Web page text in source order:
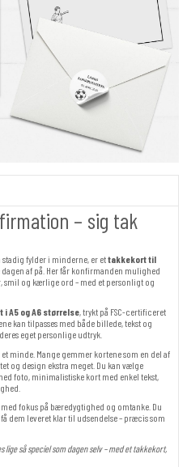
– sig tak
fylder i minderne, er ettakkekort til
af på. Her får konfirmanden mulighed
smil og kærlige ord – med et personligt og
i A5 og A6 størrelse, trykt på FSC-certificeret
kan tilpasses med både billede, tekst og
eget personlige udtryk.
minde. Mange gemmer kortene som en del af
og design ekstra meget. Du kan vælge
foto, minimalistiske kort med enkel tekst,
fokus på bæredygtighed og omtanke. Du
dem leveret klar til udsendelse – præcis som
så speciel som dagen selv – med et takkekort,